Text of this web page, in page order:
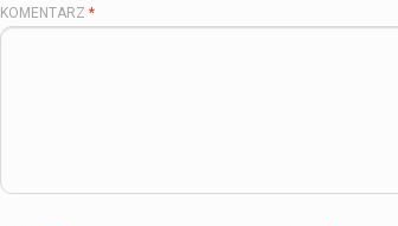
KOMENTARZ *